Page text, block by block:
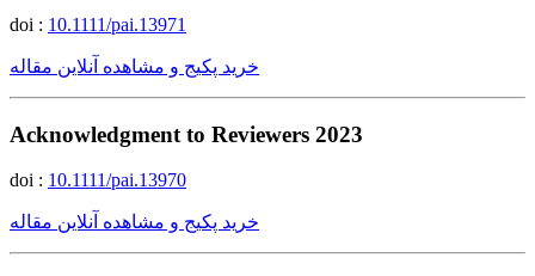
doi : 10.1111/pai.13971
خرید پکیج و مشاهده آنلاین مقاله
Acknowledgment to Reviewers 2023
doi : 10.1111/pai.13970
خرید پکیج و مشاهده آنلاین مقاله